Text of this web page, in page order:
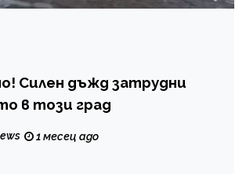
Силен дъжд затрудни
в този град
1 месец ago